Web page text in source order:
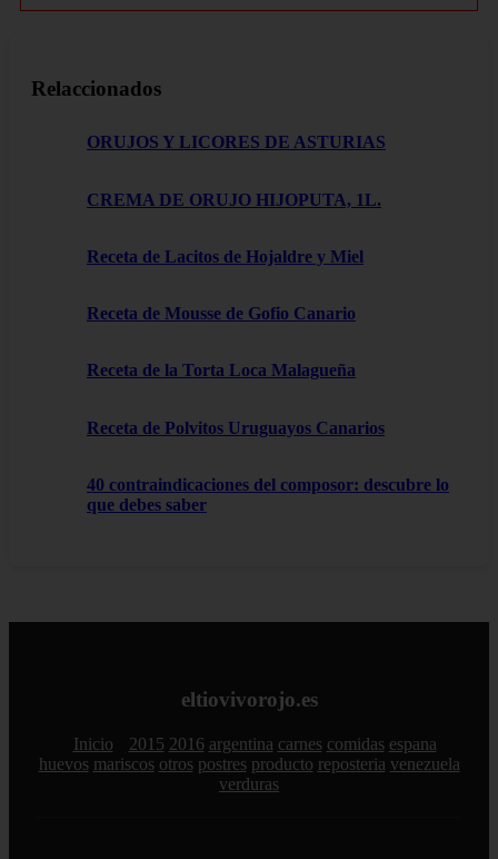
Relaccionados
ORUJOS Y LICORES DE ASTURIAS
CREMA DE ORUJO HIJOPUTA, 1L.
Receta de Lacitos de Hojaldre y Miel
Receta de Mousse de Gofio Canario
Receta de la Torta Loca Malagueña
Receta de Polvitos Uruguayos Canarios
40 contraindicaciones del composor: descubre lo
que debes saber
eltiovivorojo.es
Inicio 2015 2016 argentina carnes comidas espana
huevos mariscos otros postres producto reposteria venezuela
verduras